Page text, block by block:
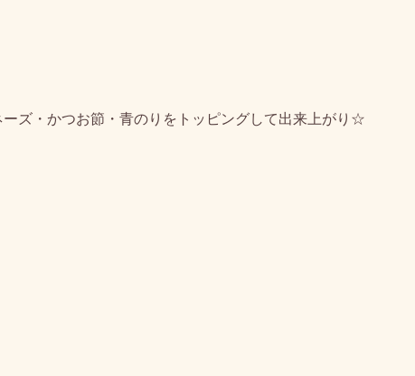
ズ・かつお節・青のりをトッピングして出来上がり☆